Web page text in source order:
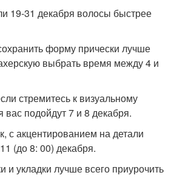
19-31 декабря волосы быстрее
форму прически лучше
выбрать время между 4 и
стремитесь к визуальному
вас подойдут 7 и 8 декабря.
с акцентированием на детали
(до 8: 00) декабря.
и укладки лучше всего приурочить